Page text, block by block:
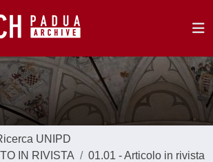
UNIPD
IN RIVISTA
01.01 - Articolo in rivista